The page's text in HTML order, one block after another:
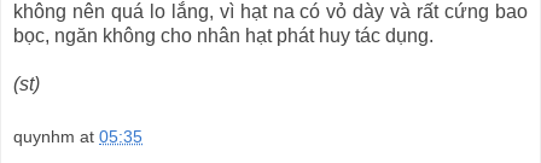
không nên quá lo lắng, vì hạt na có vỏ dày và rất cứng bao
bọc, ngăn không cho nhân hạt phát huy tác dụng.
(st)
quynhm at 05:35